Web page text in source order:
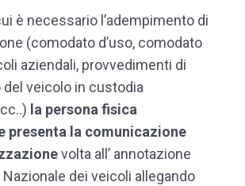
è necessario l’adempimento di
(comodato d’uso, comodato
aziendali, provvedimenti di
veicolo in custodia
la persona fisica
presenta la comunicazione
volta all’ annotazione
Nazionale dei veicoli allegando